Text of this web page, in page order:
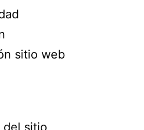
sitio web
del sitio